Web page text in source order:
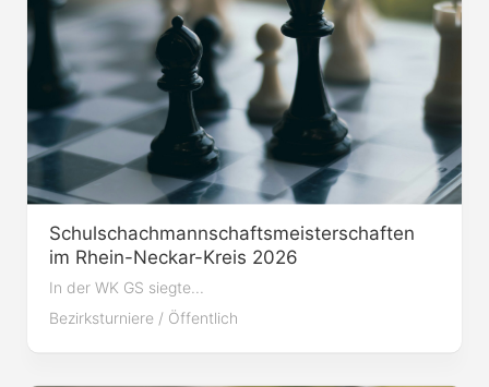
Schulschachmannschaftsmeisterschaften
im Rhein-Neckar-Kreis 2026
In der WK GS siegte...
Bezirksturniere / Öffentlich